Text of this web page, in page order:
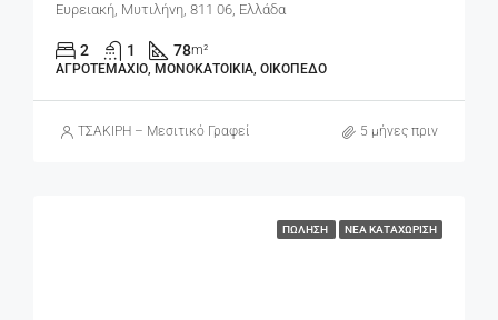
Ευρειακή, Μυτιλήνη, 811 06, Ελλάδα
2 1 78m²
ΑΓΡΟΤΕΜΆΧΙΟ, ΜΟΝΟΚΑΤΟΙΚΊΑ, ΟΙΚΌΠΕΔΟ
ΤΣΑΚΙΡΗ – Μεσιτικό Γραφείο 5 μήνες πριν
ΠΏΛΗΣΗ ΝΈΑ ΚΑΤΑΧΏΡΙΣΗ